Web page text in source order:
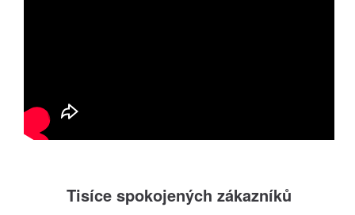
Tisíce spokojených zákazníků